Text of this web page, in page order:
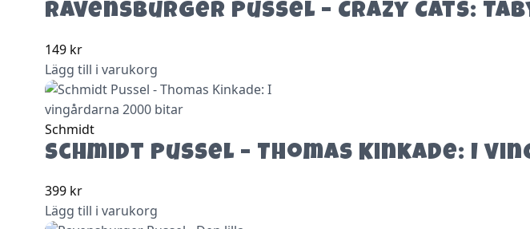
Ravensburger Pussel – Crazy Cats:
149 kr
Lägg till i varukorg
Schmidt
Schmidt Pussel – Thomas Kinkade: I
399 kr
Lägg till i varukorg